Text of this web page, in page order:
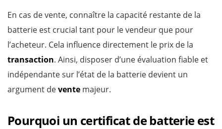
En cas de vente, connaître la capacité restante de la
batterie est crucial tant pour le vendeur que pour
l’acheteur. Cela influence directement le prix de la
transaction. Ainsi, disposer d’une évaluation fiable et
indépendante sur l’état de la batterie devient un
argument devente majeur.
Pourquoi un certificat de batterie est